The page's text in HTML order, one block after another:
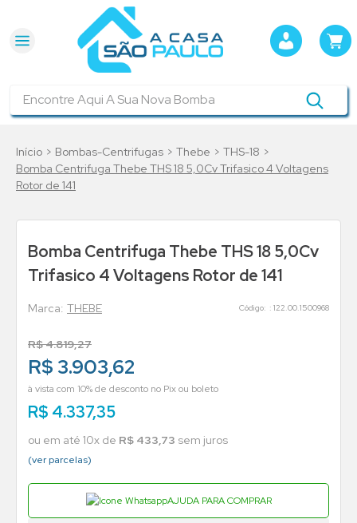
Bombas-Centrifugas Thebe
THS-18
Bomba Centrifuga Thebe THS 18 5,0Cv Trifasico 4 Voltagens
Rotor de 141
Bomba Centrifuga Thebe THS 18 5,0Cv
Trifasico 4 Voltagens Rotor de 141
THEBE : 122.00.1500968
R$4.819,27
R$ 3.903,62
à vista com 10% de desconto no Pix ou boleto
R$ 4.337,35
ou em até 10x de R$ 433,73 sem juros
(ver parcelas)
AJUDA PARA COMPRAR